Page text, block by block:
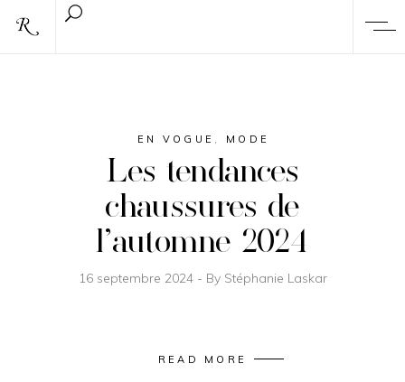
EN VOGUE , MODE
Les tendances
chaussures de
l’automne 2024
16 septembre 2024 By Stéphanie Laskar
READ MORE